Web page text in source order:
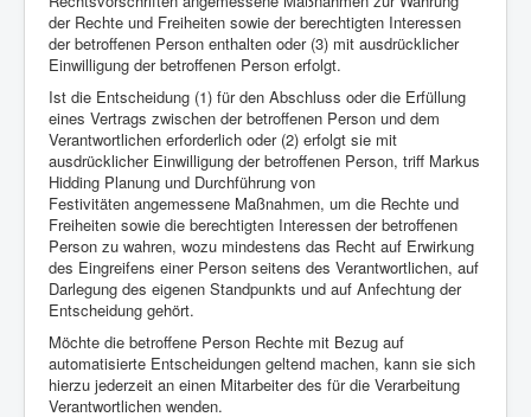
der Rechte und Freiheiten sowie der berechtigten Interessen
der betroffenen Person enthalten oder (3) mit ausdrücklicher
Einwilligung der betroffenen Person erfolgt.
Ist die Entscheidung (1) für den Abschluss oder die Erfüllung
eines Vertrags zwischen der betroffenen Person und dem
Verantwortlichen erforderlich oder (2) erfolgt sie mit
ausdrücklicher Einwilligung der betroffenen Person, triff Markus
Hidding Planung und Durchführung von
Festivitäten angemessene Maßnahmen, um die Rechte und
Freiheiten sowie die berechtigten Interessen der betroffenen
Person zu wahren, wozu mindestens das Recht auf Erwirkung
des Eingreifens einer Person seitens des Verantwortlichen, auf
Darlegung des eigenen Standpunkts und auf Anfechtung der
Entscheidung gehört.
Möchte die betroffene Person Rechte mit Bezug auf
automatisierte Entscheidungen geltend machen, kann sie sich
hierzu jederzeit an einen Mitarbeiter des für die Verarbeitung
Verantwortlichen wenden.